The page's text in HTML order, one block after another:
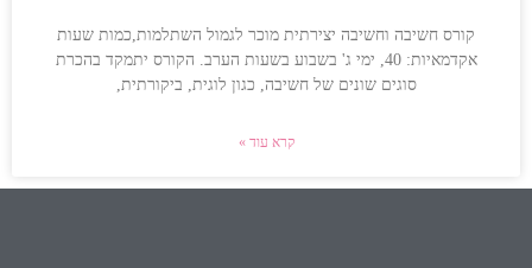
קורס חשיבה וחשיבה יצירתית מוכר לגמול השתלמות,כמות שעות
אקדמאיות: 40, ימי ג' בשבוע בשעות הערב. הקורס יתמקד בהכרת
סוגים שונים של חשיבה, כגון לוגית, ביקורתית,
קרא עוד »